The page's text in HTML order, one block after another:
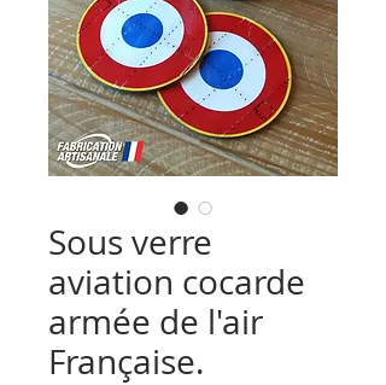
Sous verre
aviation cocarde
armée de l'air
Française.